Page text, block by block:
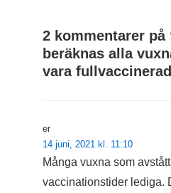
2 kommentarer på
beräknas alla
vara
er
14 juni, 2021 kl. 11:10
Många vuxna som
vaccinationstider lediga.